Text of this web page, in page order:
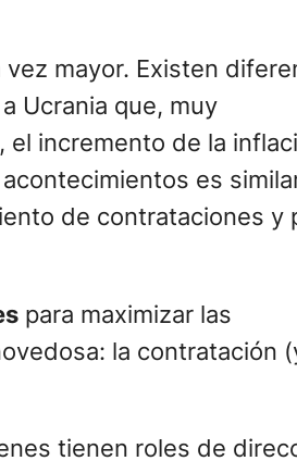
mayor. Existen
Ucrania que, muy
incremento de la
es
de contrataciones y
para maximizar las
la contratación
tienen roles de